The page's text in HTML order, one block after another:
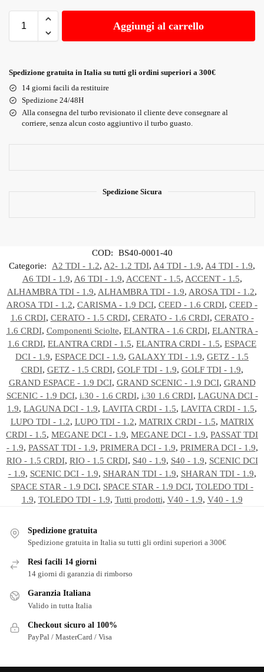
Aggiungi al carrello
Spedizione gratuita in Italia su tutti gli ordini superiori a 300€
14 giorni facili da restituire
Spedizione 24/48H
Alla consegna del turbo revisionato il cliente deve consegnare al
corriere, senza alcun costo aggiuntivo il turbo guasto.
Spedizione Sicura
COD:
BS40-0001-40
Categorie:
A2 TDI - 1.2, A2- 1.2 TDI, A4 TDI - 1.9, A4 TDI - 1.9,
A6 TDI - 1.9, A6 TDI - 1.9, ACCENT - 1.5, ACCENT - 1.5,
ALHAMBRA TDI - 1.9, ALHAMBRA TDI - 1.9, AROSA TDI - 1.2,
AROSA TDI - 1.2, CARISMA - 1.9 DCI, CEED - 1.6 CRDI, CEED -
1.6 CRDI, CERATO - 1.5 CRDI, CERATO - 1.6 CRDI, CERATO -
1.6 CRDI, Componenti Sciolte, ELANTRA - 1.6 CRDI, ELANTRA -
1.6 CRDI, ELANTRA CRDI - 1.5, ELANTRA CRDI - 1.5, ESPACE
DCI - 1.9, ESPACE DCI - 1.9, GALAXY TDI - 1.9, GETZ - 1.5
CRDI, GETZ - 1.5 CRDI, GOLF TDI - 1.9, GOLF TDI - 1.9,
GRAND ESPACE - 1.9 DCI, GRAND SCENIC - 1.9 DCI, GRAND
SCENIC - 1.9 DCI, i.30 - 1.6 CRDI, i.30 1.6 CRDI, LAGUNA DCI -
1.9, LAGUNA DCI - 1.9, LAVITA CRDI - 1.5, LAVITA CRDI - 1.5,
LUPO TDI - 1.2, LUPO TDI - 1.2, MATRIX CRDI - 1.5, MATRIX
CRDI - 1.5, MEGANE DCI - 1.9, MEGANE DCI - 1.9, PASSAT TDI
- 1.9, PASSAT TDI - 1.9, PRIMERA DCI - 1.9, PRIMERA DCI - 1.9,
RIO - 1.5 CRDI, RIO - 1.5 CRDI, S40 - 1.9, S40 - 1.9, SCENIC DCI
- 1.9, SCENIC DCI - 1.9, SHARAN TDI - 1.9, SHARAN TDI - 1.9,
SPACE STAR - 1.9 DCI, SPACE STAR - 1.9 DCI, TOLEDO TDI -
1.9, TOLEDO TDI - 1.9, Tutti prodotti, V40 - 1.9, V40 - 1.9
Spedizione gratuita
Spedizione gratuita in Italia su tutti gli ordini superiori a 300€
Resi facili 14 giorni
14 giorni di garanzia di rimborso
Garanzia Italiana
Valido in tutta Italia
Checkout sicuro al 100%
PayPal / MasterCard / Visa